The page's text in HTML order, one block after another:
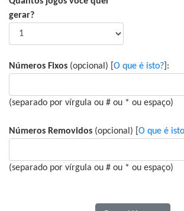
gerar?
Números Fixos (opcional) [ O que é isto? ]:
(separado por vírgula ou # ou * ou espaço)
Números Removidos (opcional) [ O que é
(separado por vírgula ou # ou * ou espaço)